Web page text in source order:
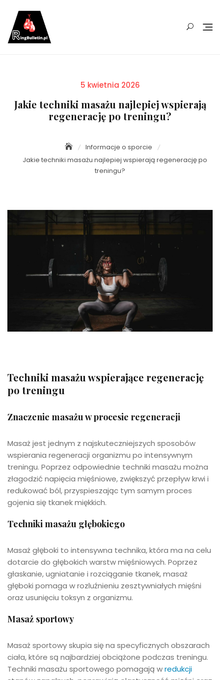
content
Posted
5 kwietnia 2026
Jakie techniki masażu najlepiej wspierają
regenerację po treningu?
Informacje o sporcie
Jakie techniki masażu najlepiej wspierają regenerację po
treningu?
Techniki masażu wspierające regenerację
po treningu
Znaczenie masażu w procesie regeneracji
Masaż jest jednym z najskuteczniejszych sposobów
wspierania regeneracji organizmu po intensywnym
treningu. Poprzez odpowiednie techniki masażu można
złagodzić napięcia mięśniowe, zwiększyć przepływ krwi i
redukować ból, przyspieszając tym samym proces
gojenia się tkanek miękkich.
Techniki masażu głębokiego
Masaż głęboki to intensywna technika, która ma na celu
dotarcie do głębokich warstw mięśniowych. Poprzez
głaskanie, ugniatanie i rozciąganie tkanek, masaż
głęboki pomaga w rozluźnieniu zesztywniałych mięśni
oraz usunięciu toksyn z organizmu.
Masaż sportowy
Masaż sportowy skupia się na specyficznych obszarach
ciała, które są najbardziej obciążone podczas treningu.
Techniki masażu sportowego pomagają wredukcji